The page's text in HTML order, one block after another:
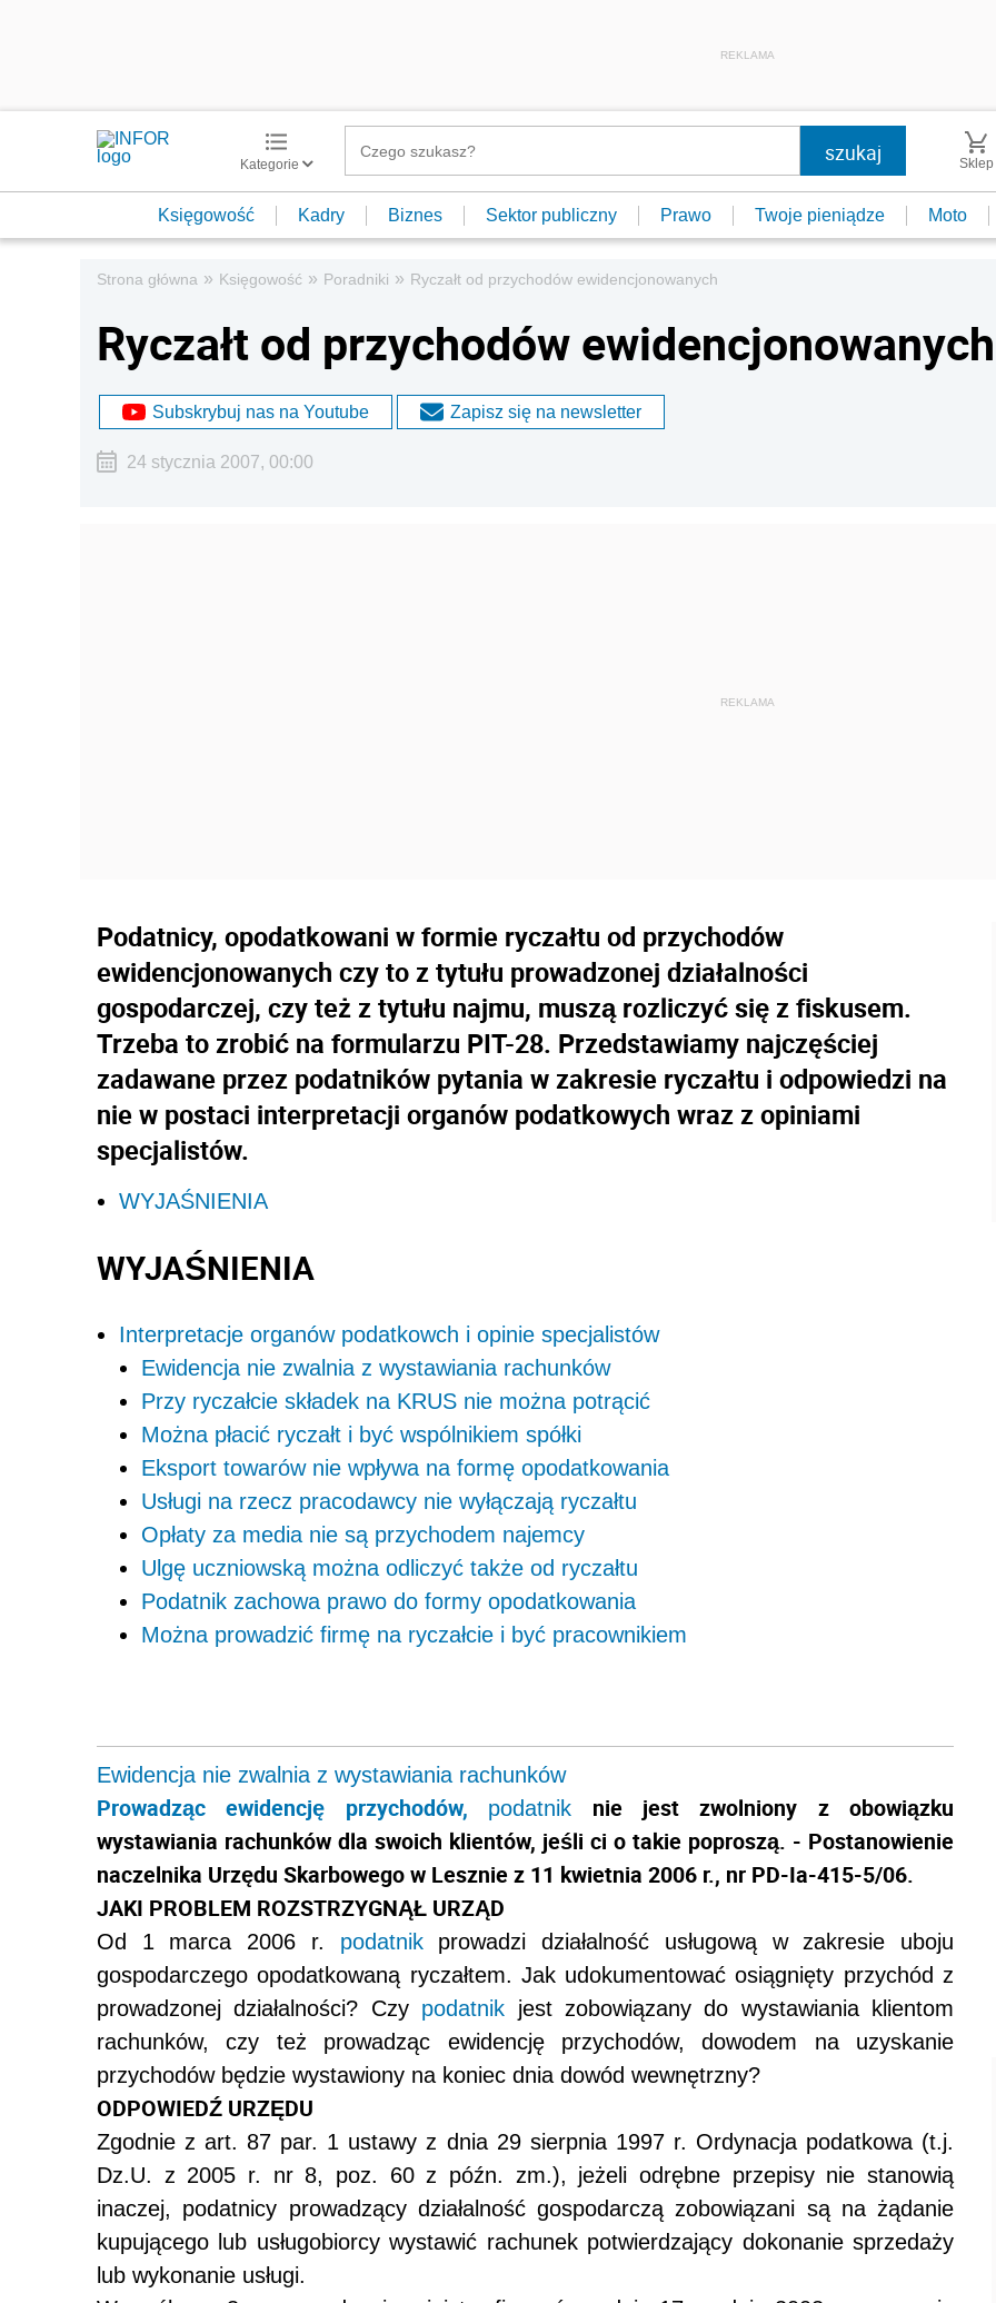
REKLAMA
Kategorie Sklep
Księgowość Kadry Biznes Sektor publiczny Prawo Twoje pieniądze Moto
Strona główna » Księgowość » Poradniki » Ryczałt od przychodów ewidencjonowanych
Ryczałt od przychodów ewidencjonowanych
Subskrybuj nas na Youtube Zapisz się na newsletter
24 stycznia 2007, 00:00
Podatnicy, opodatkowani w formie ryczałtu od przychodów
ewidencjonowanych czy to z tytułu prowadzonej działalności
gospodarczej, czy też z tytułu najmu, muszą rozliczyć się z fiskusem.
Trzeba to zrobić na formularzu PIT-28. Przedstawiamy najczęściej
zadawane przez podatników pytania w zakresie ryczałtu i odpowiedzi na
nie w postaci interpretacji organów podatkowych wraz z opiniami
specjalistów.
WYJAŚNIENIA
WYJAŚNIENIA
Interpretacje organów podatkowch i opinie specjalistów
Ewidencja nie zwalnia z wystawiania rachunków
Przy ryczałcie składek na KRUS nie można potrącić
Można płacić ryczałt i być wspólnikiem spółki
Eksport towarów nie wpływa na formę opodatkowania
Usługi na rzecz pracodawcy nie wyłączają ryczałtu
Opłaty za media nie są przychodem najemcy
Ulgę uczniowską można odliczyć także od ryczałtu
Podatnik zachowa prawo do formy opodatkowania
Można prowadzić firmę na ryczałcie i być pracownikiem
Ewidencja nie zwalnia z wystawiania rachunków
Prowadząc ewidencję przychodów, podatnik
nie jest zwolniony z obowiązku
wystawiania rachunków dla swoich klientów, jeśli ci o takie poproszą. - Postanowienie
naczelnika Urzędu Skarbowego w Lesznie z 11 kwietnia 2006 r., nr PD-Ia-415-5/06.
JAKI PROBLEM ROZSTRZYGNĄŁ URZĄD
Od 1 marca 2006 r. podatnikprowadzi działalność usługową w zakresie uboju
gospodarczego opodatkowaną ryczałtem. Jak udokumentować osiągnięty przychód z
prowadzonej działalności? Czy podatnik jest zobowiązany do wystawiania klientom
rachunków, czy też prowadząc ewidencję przychodów, dowodem na uzyskanie
przychodów będzie wystawiony na koniec dnia dowód wewnętrzny?
ODPOWIEDŹ URZĘDU
Zgodnie z art. 87 par. 1 ustawy z dnia 29 sierpnia 1997 r. Ordynacja podatkowa (t.j.
Dz.U. z 2005 r. nr 8, poz. 60 z późn. zm.), jeżeli odrębne przepisy nie stanowią
inaczej, podatnicy prowadzący działalność gospodarczą zobowiązani są na żądanie
kupującego lub usługobiorcy wystawić rachunek potwierdzający dokonanie sprzedaży
lub wykonanie usługi.